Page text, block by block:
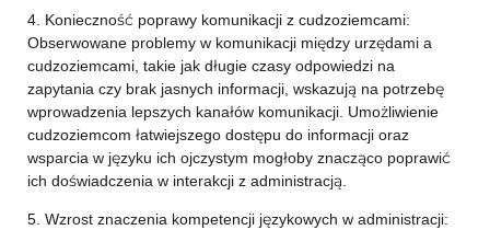
4. Konieczność poprawy komunikacji z cudzoziemcami:
Obserwowane problemy w komunikacji między urzędami a
cudzoziemcami, takie jak długie czasy odpowiedzi na
zapytania czy brak jasnych informacji, wskazują na potrzebę
wprowadzenia lepszych kanałów komunikacji. Umożliwienie
cudzoziemcom łatwiejszego dostępu do informacji oraz
wsparcia w języku ich ojczystym mogłoby znacząco poprawić
ich doświadczenia w interakcji z administracją.
5. Wzrost znaczenia kompetencji językowych w administracji: